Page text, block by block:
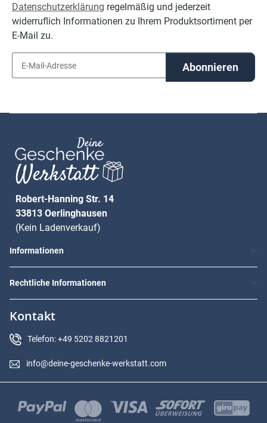
Datenschutzerklärung regelmäßig und jederzeit
widerruflich Informationen zu Ihrem Produktsortiment per
E-Mail zu.
Abonnieren
Robert-Hanning Str. 14
33813 Oerlinghausen
(Kein Ladenverkauf)
Informationen
Rechtliche Informationen
Kontakt
Telefon: +49 5202 8821201
info@deine-geschenke-werkstatt.com